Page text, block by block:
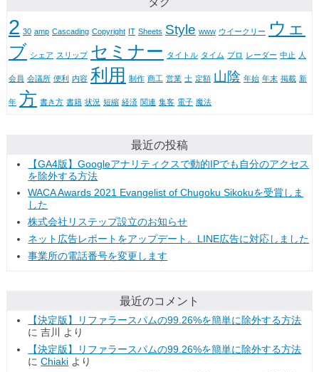
2 30 amp Cascading Copyright IT Sheets Style www ウイークリー
ウェ
ブ シェア スリップ セミナー タイトル タイム プロ レーダー 中止 人
会員 会議所 便利 内容 利用 制作 商工 営業 士 定額 山陰 年始 年末 掲載 新
年 方 書き方 書籍 状況 短縮 経済 関連 集客 電子 魔法
最近の投稿
【GA4版】Googleアナリティクスで動的IPでも自分のアクセス
を除外する方法
WACA Awards 2021 Evangelist of Chugoku Sikokuを受賞しま
した
株式会社リステップ設立のお知らせ
ネット広告レポートをアップデート。LINE広告に対応しました
事業所の電話番号を変更します
最近のコメント
【決定版】リファラースパムの99.26%を簡単に除外する方法
に吉川
より
【決定版】リファラースパムの99.26%を簡単に除外する方法
にChiaki より